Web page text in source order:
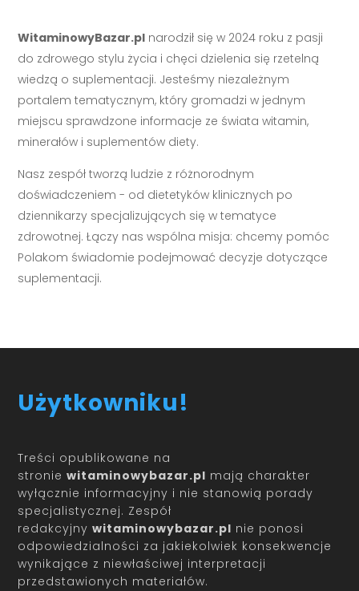
WitaminowyBazar.pl narodził się w 2024 roku z pasji
do zdrowego stylu życia i chęci dzielenia się rzetelną
wiedzą o suplementacji. Jesteśmy niezależnym
portalem tematycznym, który gromadzi w jednym
miejscu sprawdzone informacje ze świata witamin,
minerałów i suplementów diety.
Nasz zespół tworzą ludzie z różnorodnym
doświadczeniem - od dietetyków klinicznych po
dziennikarzy specjalizujących się w tematyce
zdrowotnej. Łączy nas wspólna misja: chcemy pomóc
Polakom świadomie podejmować decyzje dotyczące
suplementacji.
Użytkowniku!
Treści opublikowane na
stroniewitaminowybazar.pl mają charakter
wyłącznie informacyjny i nie stanowią porady
specjalistycznej. Zespół
redakcyjnywitaminowybazar.pl nie ponosi
odpowiedzialności za jakiekolwiek konsekwencje
wynikające z niewłaściwej interpretacji
przedstawionych materiałów.